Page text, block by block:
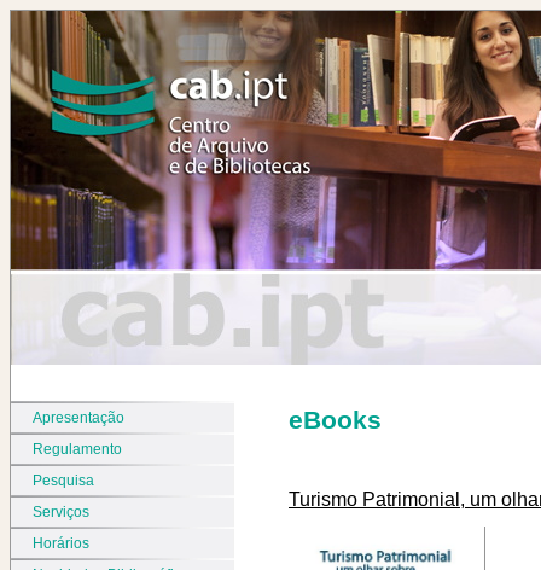
Apresentação
Regulamento
Pesquisa
Serviços
Horários
eBooks
Turismo Patrimonial, um